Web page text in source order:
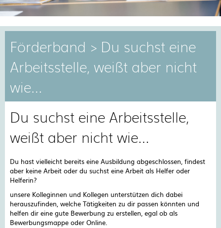
Förderband > Du suchst eine
Arbeitsstelle, weißt aber nicht
wie…
Du suchst eine Arbeitsstelle,
weißt aber nicht wie…
Du hast vielleicht bereits eine Ausbildung abgeschlossen, findest
aber keine Arbeit oder du suchst eine Arbeit als Helfer oder
Helferin?
unsere Kolleginnen und Kollegen unterstützen dich dabei
herauszufinden, welche Tätigkeiten zu dir passen könnten und
helfen dir eine gute Bewerbung zu erstellen, egal ob als
Bewerbungsmappe oder Online.